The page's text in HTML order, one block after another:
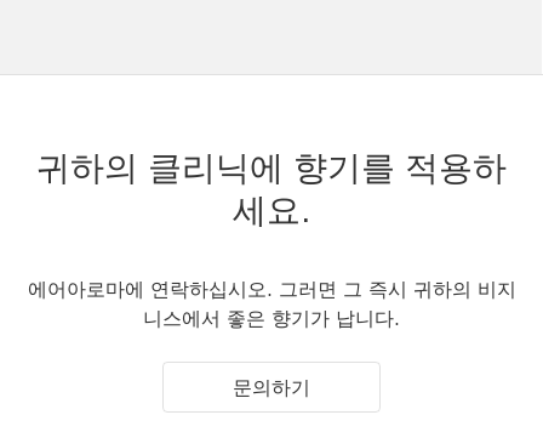
귀하의 클리닉에 향기를 적용하
세요.
에어아로마에 연락하십시오. 그러면 그 즉시 귀하의 비지
니스에서 좋은 향기가 납니다.
문의하기